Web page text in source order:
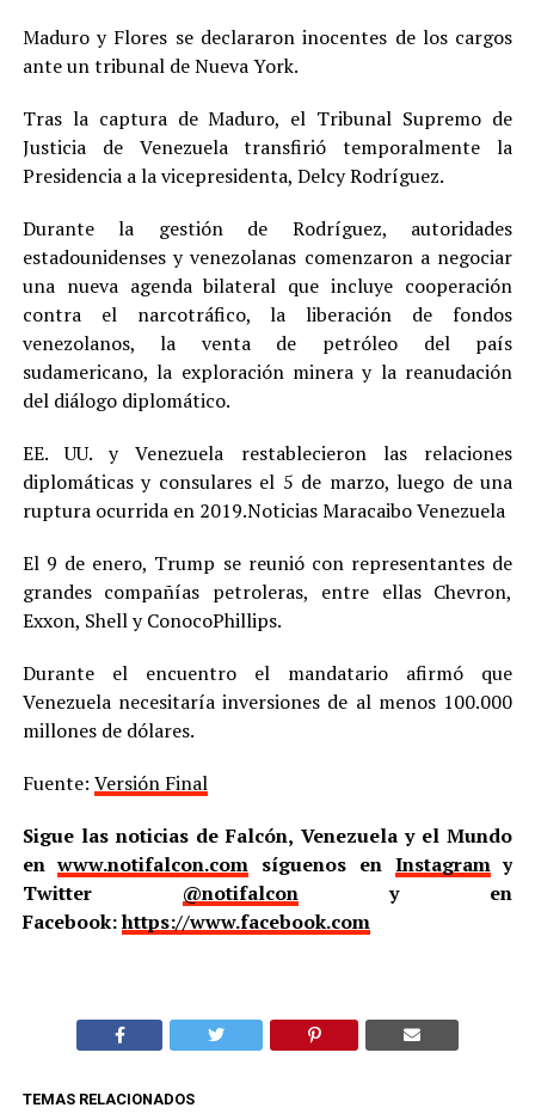
Maduro y Flores se declararon inocentes de los cargos
ante un tribunal de Nueva York.
Tras la captura de Maduro, el Tribunal Supremo de
Justicia de Venezuela transfirió temporalmente la
Presidencia a la vicepresidenta, Delcy Rodríguez.
Durante la gestión de Rodríguez, autoridades
estadounidenses y venezolanas comenzaron a negociar
una nueva agenda bilateral que incluye cooperación
contra el narcotráfico, la liberación de fondos
venezolanos, la venta de petróleo del país
sudamericano, la exploración minera y la reanudación
del diálogo diplomático.
EE. UU. y Venezuela restablecieron las relaciones
diplomáticas y consulares el 5 de marzo, luego de una
ruptura ocurrida en 2019.Noticias Maracaibo Venezuela
El 9 de enero, Trump se reunió con representantes de
grandes compañías petroleras, entre ellas Chevron,
Exxon, Shell y ConocoPhillips.
Durante el encuentro el mandatario afirmó que
Venezuela necesitaría inversiones de al menos 100.000
millones de dólares.
Fuente: Versión Final
Sigue las noticias de Falcón, Venezuela y el Mundo
enwww.notifalcon.com síguenos en Instagramy
Twitter @notifalcony en
Facebook:https://www.facebook.com
TEMAS RELACIONADOS